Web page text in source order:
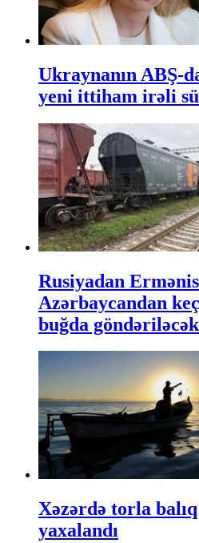
Ukraynanın ABŞ-
yeni ittiham irəli
Rusiyadan
Azərbaycandan
buğda göndəriləcək
Xəzərdə torla
yaxalandı